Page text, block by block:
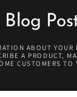
Blog
ABOUT YOUR
A PRODUCT,
CUSTOMERS TO